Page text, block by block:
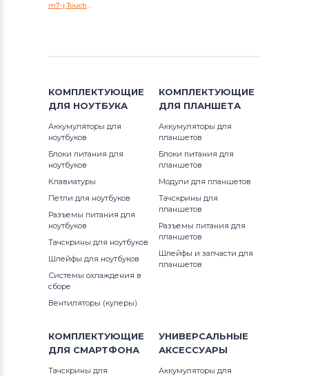
m7-j TouchSmart Series
КОМПЛЕКТУЮЩИЕ
ДЛЯ НОУТБУКА
Аккумуляторы для
ноутбуков
Блоки питания для
ноутбуков
Клавиатуры
Петли для ноутбуков
Разъемы питания для
ноутбуков
Тачскрины для ноутбуков
Шлейфы для ноутбуков
Системы охлаждения в
сборе
Вентиляторы (кулеры)
КОМПЛЕКТУЮЩИЕ
ДЛЯ ПЛАНШЕТА
Аккумуляторы для
планшетов
Блоки питания для
планшетов
Модули для планшетов
Тачскрины для
планшетов
Разъемы питания для
планшетов
Шлейфы и запчасти для
планшетов
КОМПЛЕКТУЮЩИЕ
ДЛЯ СМАРТФОНА
Тачскрины для
УНИВЕРСАЛЬНЫЕ
АКСЕССУАРЫ
Аккумуляторы для